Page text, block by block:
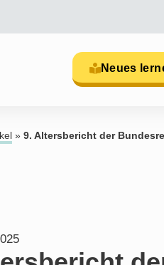
Neues
» 9. Altersbericht der